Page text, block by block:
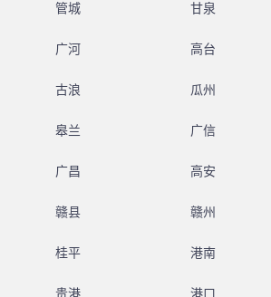
管城 甘泉
广河 高台
古浪 瓜州
皋兰 广信
广昌 高安
赣县 赣州
桂平 港南
贵港 港口